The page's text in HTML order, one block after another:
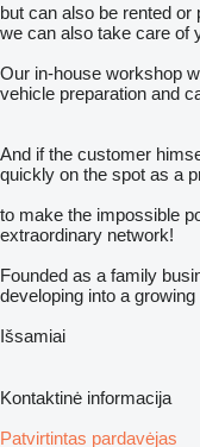
but can also be rented
we can also take care of
Our in-house workshop
vehicle preparation and
And if the customer
quickly on the spot as a
to make the impossible
extraordinary network!
Founded as a family
developing into a
Išsamiai
Kontaktinė informacija
Patvirtintas pardavėjas